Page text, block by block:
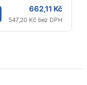
662,11 Kč
547,20 Kč bez DPH